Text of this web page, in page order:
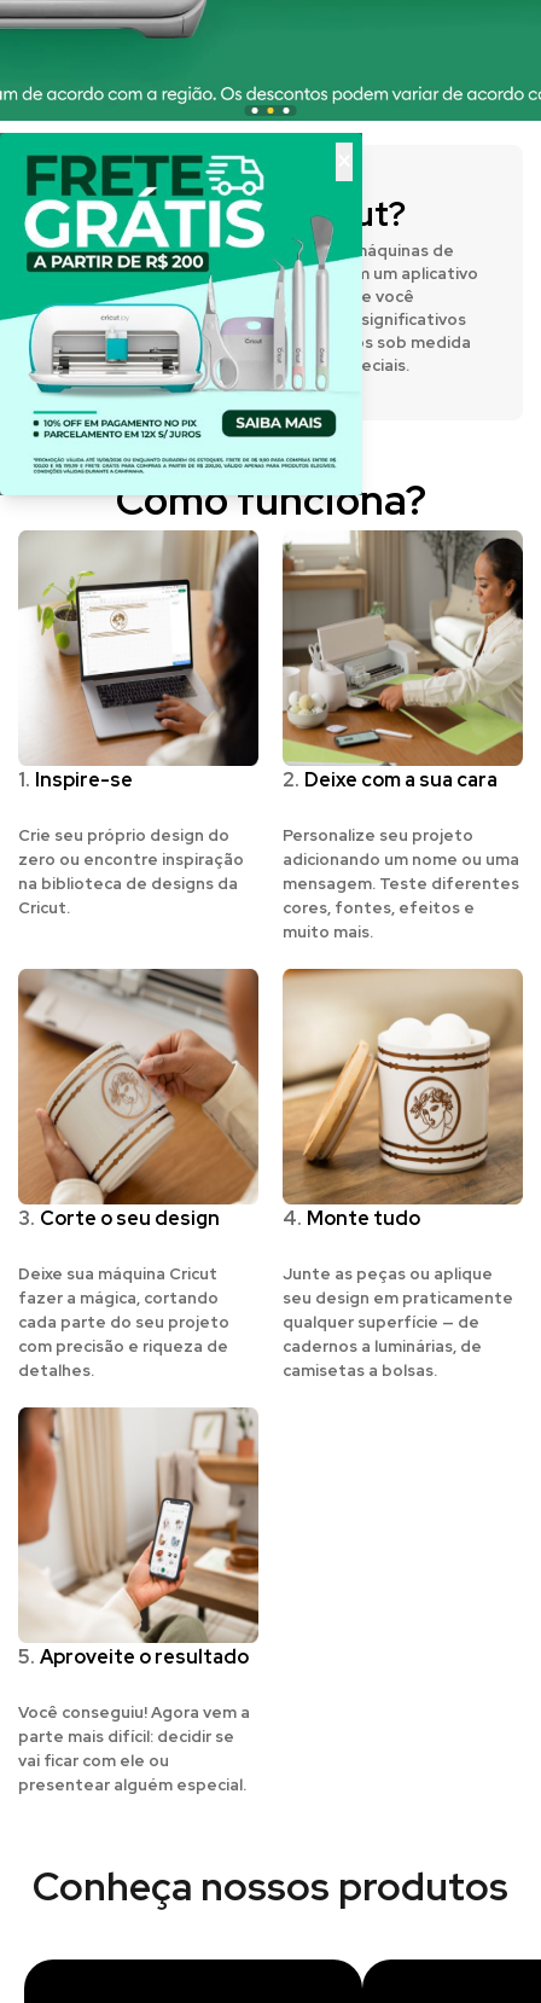
O que é a Cricut?
A Cricut® fabrica prensas térmicas e máquinas de
corte inteligentes que funcionam com um aplicativo
de design fácil de usar, permitindo que você
expresse sua criatividade e crie itens significativos
e personalizados. Desenvolva projetos sob medida
para o dia a dia e para momentos especiais.
Como funciona?
1. Inspire-se
Crie seu próprio design do
zero ou encontre inspiração
na biblioteca de designs da
Cricut.
2. Deixe com a sua cara
Personalize seu projeto
adicionando um nome ou uma
mensagem. Teste diferentes
cores, fontes, efeitos e
muito mais.
3. Corte o seu design
Deixe sua máquina Cricut
fazer a mágica, cortando
cada parte do seu projeto
com precisão e riqueza de
detalhes.
4. Monte tudo
Junte as peças ou aplique
seu design em praticamente
qualquer superfície — de
cadernos a luminárias, de
camisetas a bolsas.
5. Aproveite o resultado
Você conseguiu! Agora vem a
parte mais difícil: decidir se
vai ficar com ele ou
presentear alguém especial.
Conheça nossos produtos